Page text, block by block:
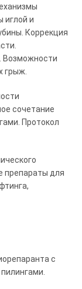
иглой и
Коррекция
Возможности
грыж.
сочетание
Протокол
препараты для
с